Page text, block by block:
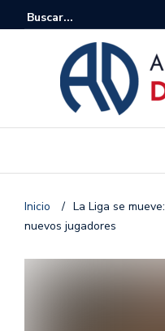
Inicio / La Liga se
nuevos jugadores